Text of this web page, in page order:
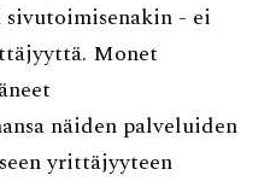
- ei
Monet
näiden palveluiden
yrittäjyyteen